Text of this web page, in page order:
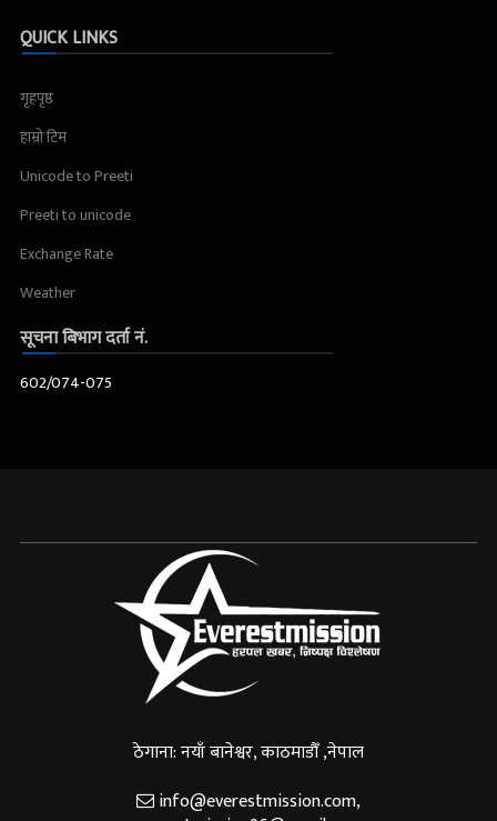
QUICK LINKS
गृहपृष्ठ
हाम्रो टिम
Unicode to Preeti
Preeti to unicode
Exchange Rate
Weather
सूचना बिभाग दर्ता नं.
602/074-075
ठेगाना: नयाँ बानेश्वर, काठमाडौँ ,नेपाल
info@everestmission.com,